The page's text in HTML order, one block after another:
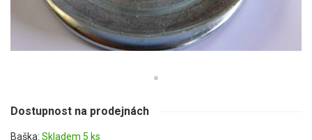
Křovinořezy a vyžínače
Benzínové křovinořezy a vyžínače
Motorové pily
Dostupnost na prodejnách
Baška: Skladem 5 ks